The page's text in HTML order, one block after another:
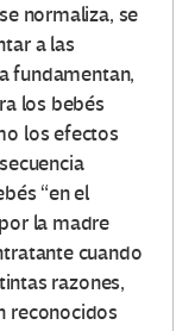
normaliza, se
a las
fundamentan,
los bebés
los efectos
“en el
la madre
cuando
razones,
reconocidos